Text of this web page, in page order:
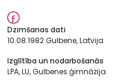
Dzimšanas dati
10.08.1982 Gulbene, Latvija
Izglītība un nodarbošanās
LPA, LU, Gulbenes ģimnāzija